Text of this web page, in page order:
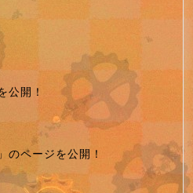
公開！
のページを公開！